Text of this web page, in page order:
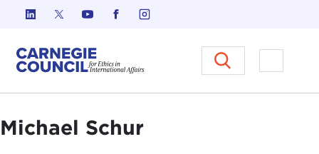
Ir al contenido
Carnegie Council sobre Ética
Abrir el
Michael Schur